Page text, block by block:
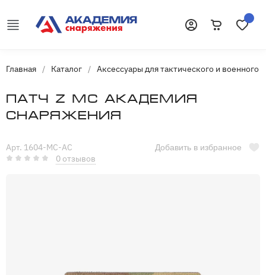
Главная / Каталог / Аксессуары для тактического и военного
Патч Z MC Академия
Снаряжения
Арт. 1604-MC-AC
0 отзывов
Добавить в избранное